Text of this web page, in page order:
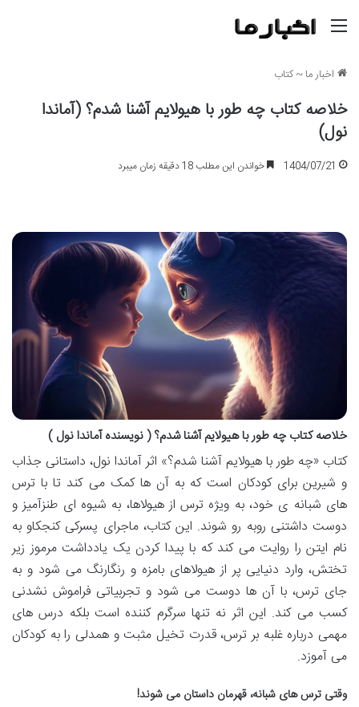
اخبار ما~کتاب
خلاصه کتاب چه طور با هیولایم آشنا شدم؟ (آماندا
نول)
1404/07/21 خواندن این مطلب 18 دقیقه زمان میبرد
خلاصه کتاب چه طور با هیولایم آشنا شدم؟ ( نویسنده آماندا نول )
کتاب «چه طور با هیولایم آشنا شدم؟» اثر آماندا نول، داستانی جذاب
و شیرین برای کودکان است که به آن ها کمک می کند تا با ترس
های شبانه ی خود، به ویژه ترس از هیولاها، به شیوه ای طنزآمیز و
دوست داشتنی روبه رو شوند. این کتاب، ماجرای پسرکی کنجکاو به
نام ایتن را روایت می کند که با پیدا کردن یک یادداشت مرموز زیر
تختش، وارد دنیایی پر از هیولاهای بامزه و رنگارنگ می شود و به
جای ترس، با آن ها دوست می شود و تجربیاتی فراموش نشدنی
کسب می کند. این اثر نه تنها سرگرم کننده است بلکه درس های
مهمی درباره غلبه بر ترس، قدرت تخیل مثبت و همدلی را به کودکان
می آموزد.
وقتی ترس های شبانه، قهرمان داستان می شوند!